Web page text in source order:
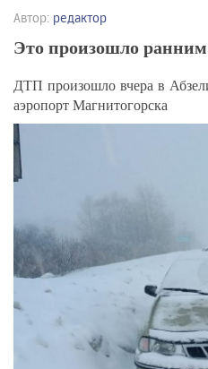
Автор: редактор
Это произошло
ДТП произошло вчера в
аэропорт Магнитогорска